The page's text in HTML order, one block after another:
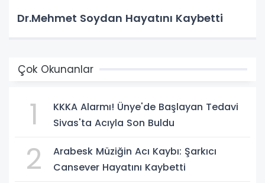
Dr.Mehmet Soydan Hayatını Kaybetti
Çok Okunanlar
1
KKKA Alarmı! Ünye'de Başlayan Tedavi
Sivas'ta Acıyla Son Buldu
2
Arabesk Müziğin Acı Kaybı: Şarkıcı
Cansever Hayatını Kaybetti